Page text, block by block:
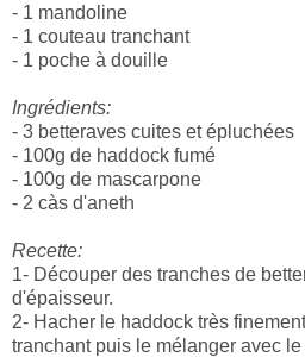
- 1 mandoline
- 1 couteau tranchant
- 1 poche à douille
Ingrédients:
- 3 betteraves cuites et épluchées
- 100g de haddock fumé
- 100g de mascarpone
- 2 càs d'aneth
Recette:
1- Découper des tranches de
d'épaisseur.
2- Hacher le haddock très
tranchant puis le mélanger avec